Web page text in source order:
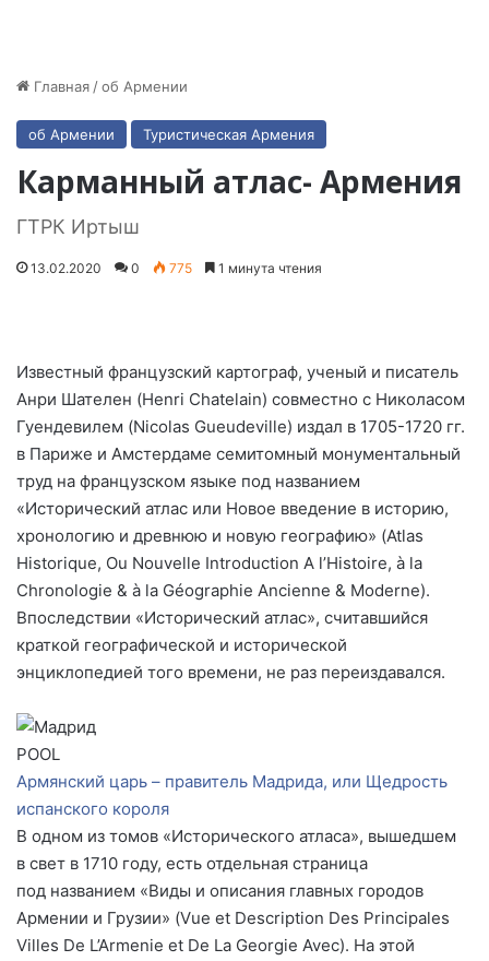
Главная /об Армении
об Армении Туристическая Армения
Карманный атлас- Армения
ГТРК Иртыш
13.02.2020 0 775 1 минута чтения
Известный французский картограф, ученый и писатель
Анри Шателен (Henri Chatelain) совместно с Николасом
Гуендевилем (Nicolas Gueudeville) издал в 1705-1720 гг.
в Париже и Амстердаме семитомный монументальный
труд на французском языке под названием
«Исторический атлас или Новое введение в историю,
хронологию и древнюю и новую географию» (Atlas
Historique, Ou Nouvelle Introduction A l’Histoire, à la
Chronologie & à la Géographie Ancienne & Moderne).
Впоследствии «Исторический атлас», считавшийся
краткой географической и исторической
энциклопедией того времени, не раз переиздавался.
POOL
Армянский царь – правитель Мадрида, или Щедрость
испанского короля
В одном из томов «Исторического атласа», вышедшем
в свет в 1710 году, есть отдельная страница
под названием «Виды и описания главных городов
Армении и Грузии» (Vue et Description Des Principales
Villes De L’Armenie et De La Georgie Avec). На этой